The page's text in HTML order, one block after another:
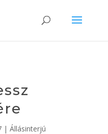
| Állásinterjú